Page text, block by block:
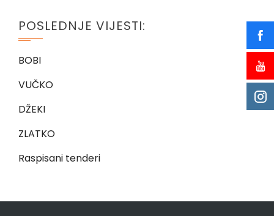
POSLEDNJE VIJESTI:
BOBI
VUČKO
DŽEKI
ZLATKO
Raspisani tenderi